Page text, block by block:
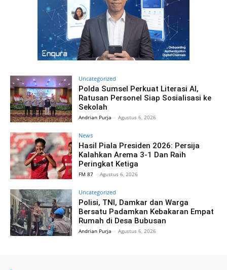
Uncategorized
Polda Sumsel Perkuat Literasi AI,
Ratusan Personel Siap Sosialisasi ke
Sekolah
Andrian Purja - Agustus 6, 2026
News
Hasil Piala Presiden 2026: Persija
Kalahkan Arema 3-1 Dan Raih
Peringkat Ketiga
FM 87 - Agustus 6, 2026
Uncategorized
Polisi, TNI, Damkar dan Warga
Bersatu Padamkan Kebakaran Empat
Rumah di Desa Bubusan
Andrian Purja - Agustus 6, 2026